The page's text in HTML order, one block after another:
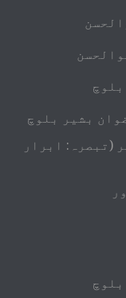
بشیر بلوچ
(تبصرہ: ابرار